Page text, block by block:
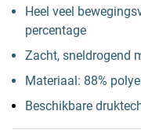
Heel veel
percentage
Zacht, sneldrogend
Materiaal: 88%
Beschikbare